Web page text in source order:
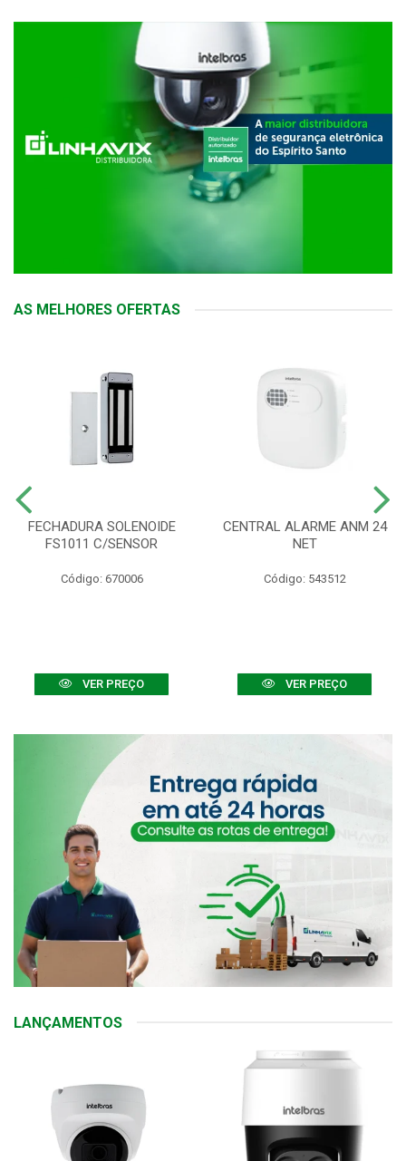
AS MELHORES OFERTAS
FECHADURA SOLENOIDE
FS1011 C/SENSOR
Código: 670006
VER PREÇO
CENTRAL ALARME ANM 24
NET
Código: 543512
VER PREÇO
LANÇAMENTOS